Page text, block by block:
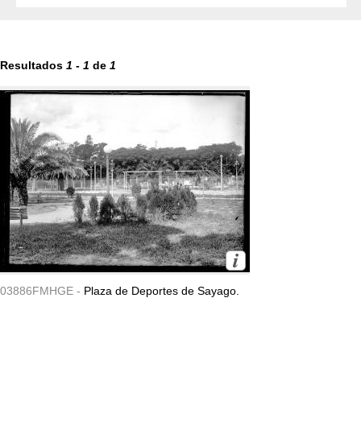
Resultados 1 - 1 de 1
03886FMHGE - Plaza de Deportes de Sayago.